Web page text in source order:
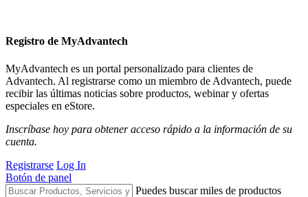
Registro de MyAdvantech
MyAdvantech es un portal personalizado para clientes de
Advantech. Al registrarse como un miembro de Advantech, puede
recibir las últimas noticias sobre productos, webinar y ofertas
especiales en eStore.
Inscríbase hoy para obtener acceso rápido a la información de su
cuenta.
Registrarse Log In
Botón de panel
Puedes buscar miles de productos